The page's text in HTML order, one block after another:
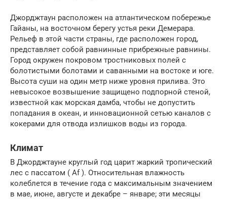
Джорджтаун расположен на атлантическом побережье
Гайаны, на восточном берегу устья реки Демерара.
Рельеф в этой части страны, где расположен город,
представляет собой равнинные прибрежные равнины.
Город окружен покровом тростниковых полей с
болотистыми болотами и саванными на востоке и юге.
Высота суши на один метр ниже уровня прилива. Это
невысокое возвышение защищено подпорной стеной,
известной как морская дамба, чтобы не допустить
попадания в океан, и инновационной сетью каналов с
кокерами для отвода излишков воды из города.
Климат
В Джорджтауне круглый год царит жаркий тропический
лес с пассатом ( Af ). Относительная влажность
колеблется в течение года с максимальным значением
в мае, июне, августе и декабре – январе; эти месяцы